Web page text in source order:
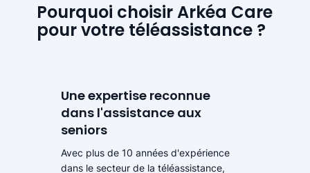
Pourquoi choisir Arkéa Care
pour votre téléassistance ?
Une expertise reconnue
dans l'assistance aux
seniors
Avec plus de 10 années d'expérience
dans le secteur de la téléassistance,